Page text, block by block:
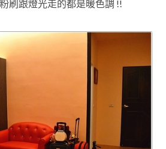
刷跟燈光走的都是暖色調 !!